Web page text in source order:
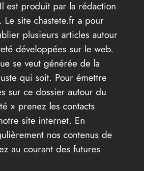
est produit par la rédaction
Le site chastete.fr a pour
plusieurs articles autour
développées sur le web.
se veut générée de la
qui soit. Pour émettre
sur ce dossier autour du
» prenez les contacts
site internet. En
nos contenus de
au courant des futures